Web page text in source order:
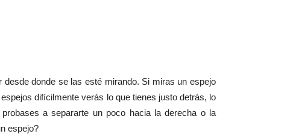
donde se las esté mirando. Si miras un espejo
difícilmente verás lo que tienes justo detrás, lo
a separarte un poco hacia la derecha o la
espejo?